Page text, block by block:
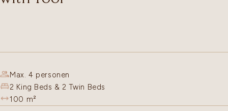
Max. 4 personen
2 King Beds & 2 Twin Beds
100 m²